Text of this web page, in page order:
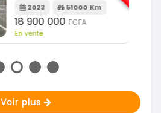
2023 51000 Km
18 900 000 FCFA
En vente
Voir plus